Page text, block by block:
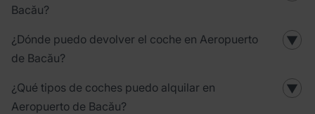
Bacău?
¿Dónde puedo devolver el coche en Aeropuerto
de Bacău?
▼
¿Qué tipos de coches puedo alquilar en
Aeropuerto de Bacău?
▼